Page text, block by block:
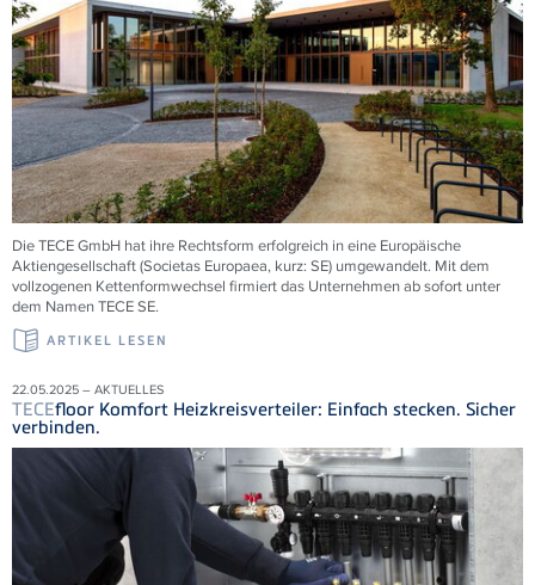
DieTECEGmbH hat ihre Rechtsform erfolgreich in eine Europäische
Aktiengesellschaft (Societas Europaea, kurz: SE) umgewandelt. Mit dem
vollzogenen Kettenformwechsel firmiert das Unternehmen ab sofort unter
dem NamenTECESE.
ARTIKEL LESEN
22.05.2025 – AKTUELLES
TECEfloor Komfort Heizkreisverteiler: Einfach stecken. Sicher
verbinden.